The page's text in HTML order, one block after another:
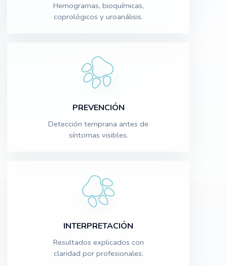
Hemogramas, bioquímicas,
coprológicos y uroanálisis.
PREVENCIÓN
Detección temprana antes de
síntomas visibles.
INTERPRETACIÓN
Resultados explicados con
claridad por profesionales.